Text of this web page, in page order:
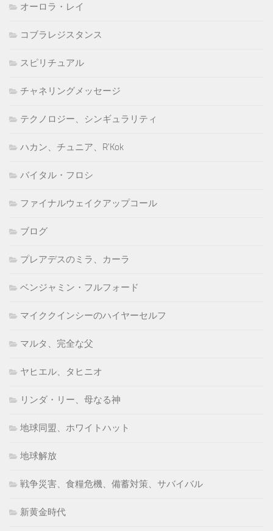
オーロラ・レイ
コブラレジスタンス
スピリチュアル
チャネリングメッセージ
テクノロジー、シンギュラリティ
ハカン、チュニア、R'Kok
バイタル・フロシ
ファイナルウェイクアップコール
ブログ
プレアデスのミラ、カーラ
ベンジャミン・フルフォード
マイククインシーのハイヤーセルフ
マルタ、完全な父
ヤヒエル、タヒニオ
リンダ・リー、母なる神
地球同盟、ホワイトハット
地球解放
戦争災害、食糧危機、備蓄対策、サバイバル
新黄金時代